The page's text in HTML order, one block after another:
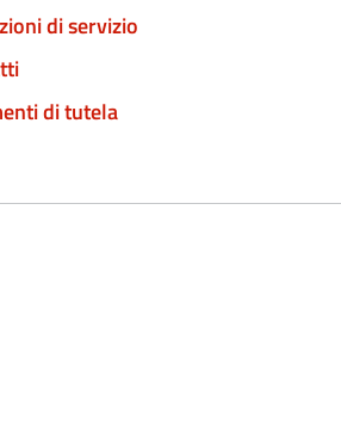
di servizio
di tutela